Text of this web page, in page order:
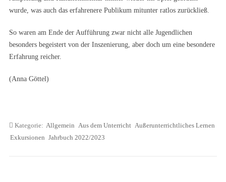
wurde, was auch das erfahrenere Publikum mitunter ratlos zurückließ.
So waren am Ende der Aufführung zwar nicht alle Jugendlichen
besonders begeistert von der Inszenierung, aber doch um eine besondere
Erfahrung reicher.
(Anna Göttel)
Kategorie: Allgemein Aus dem Unterricht Außerunterrichtliches Lernen
Exkursionen Jahrbuch 2022/2023